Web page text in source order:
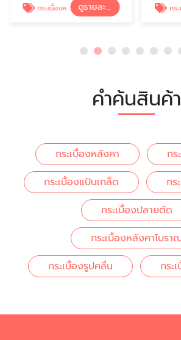
กระเบื้องหลังคา ดูรายละเอียด กระเ
คำค้นสินค้า
กระเบื้องหลังคา
กร
กระเบื้องแป้นเกล็ด
กร
กระเบื้องปลายตัด
กระเบื้องหลังคาโบรา
กระเบื้องรูปคลื่น
กระ